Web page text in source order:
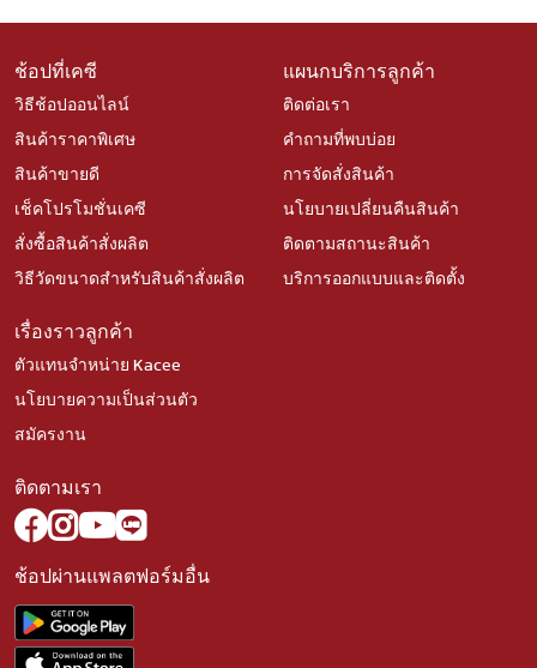
ช้อปที่เคซี
วิธีช้อปออนไลน์
สินค้าราคาพิเศษ
สินค้าขายดี
เช็คโปรโมชั่นเคซี
สั่งซื้อสินค้าสั่งผลิต
วิธีวัดขนาดสำหรับสินค้าสั่งผลิต
แผนกบริการลูกค้า
ติดต่อเรา
คำถามที่พบบ่อย
การจัดสั่งสินค้า
นโยบายเปลี่ยนคืนสินค้า
ติดตามสถานะสินค้า
บริการออกแบบและติดตั้ง
เรื่องราวลูกค้า
ตัวแทนจำหน่าย Kacee
นโยบายความเป็นส่วนตัว
สมัครงาน
ติดตามเรา
ช้อปผ่านแพลตฟอร์มอื่น